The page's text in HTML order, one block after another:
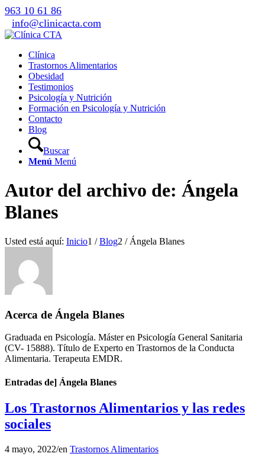
963 10 61 86
info@clinicacta.com
Clínica
Trastornos Alimentarios
Obesidad
Testimonios
Psicología y Nutrición
Formación en Psicología y Nutrición
Contacto
Blog
Buscar
Menú Menú
Autor del archivo de: Ángela
Blanes
Usted está aquí: Inicio1 / Blog2 / Ángela Blanes
Acerca de Ángela Blanes
Graduada en Psicología. Máster en Psicología General Sanitaria
(CV- 15888). Título de Experto en Trastornos de la Conducta
Alimentaria. Terapeuta EMDR.
Entradas de] Ángela Blanes
Los Trastornos Alimentarios y las redes
sociales
4 mayo, 2022/en Trastornos Alimentarios